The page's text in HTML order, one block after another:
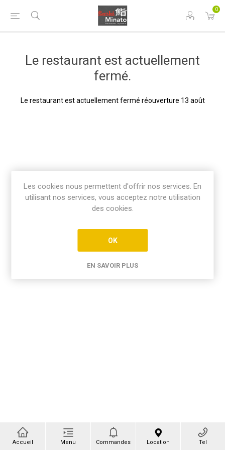
0
Le restaurant est actuellement
fermé.
Le restaurant est actuellement fermé réouverture 13 août
Accueil Menu Commandes Location Tel
Les cookies nous permettent d'offrir nos services. En
utilisant nos services, vous acceptez notre utilisation
des cookies.
OK
EN SAVOIR PLUS